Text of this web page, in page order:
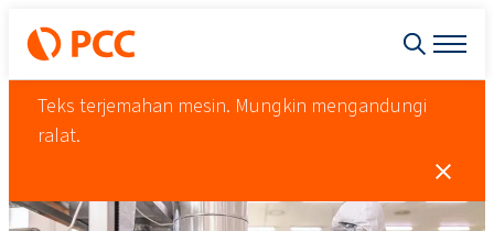
Teks terjemahan mesin. Mungkin mengandungi
ralat.